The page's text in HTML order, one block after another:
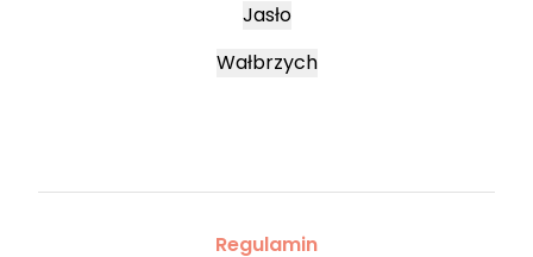
Jasło
Wałbrzych
Regulamin